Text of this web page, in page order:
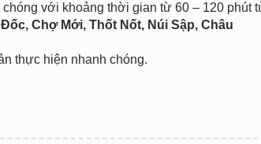
với khoảng thời gian từ 60 – 120 phút
Chợ Mới, Thốt Nốt, Núi Sập, Châu
thực hiện nhanh chóng.